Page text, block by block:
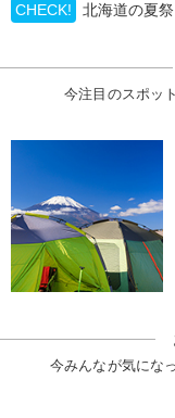
CHECK! 北海道の夏
今注目のスポッ
今みんなが気にな